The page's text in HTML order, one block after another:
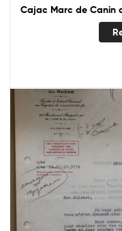
Cajac Marc de Canin